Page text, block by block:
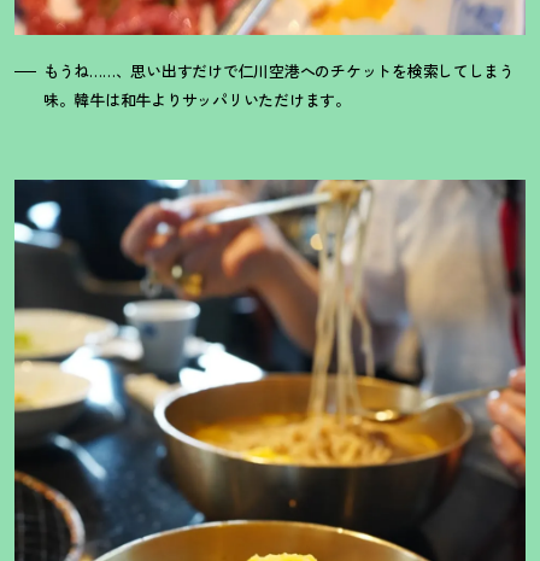
もうね……、思い出すだけで仁川空港へのチケットを検索してしまう
味。韓牛は和牛よりサッパリいただけます。